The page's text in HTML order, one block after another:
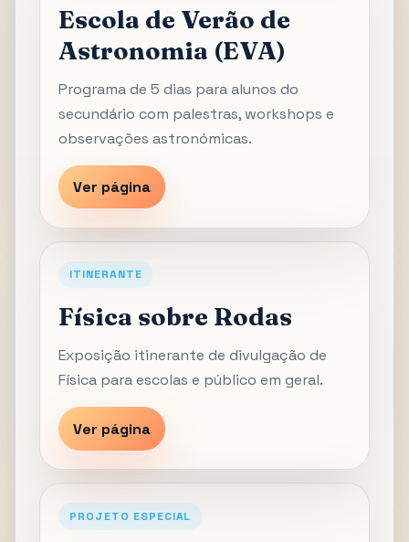
Escola de Verão de
Astronomia (EVA)
Programa de 5 dias para alunos do
secundário com palestras, workshops e
observações astronómicas.
Ver página
ITINERANTE
Física sobre Rodas
Exposição itinerante de divulgação de
Física para escolas e público em geral.
Ver página
PROJETO ESPECIAL